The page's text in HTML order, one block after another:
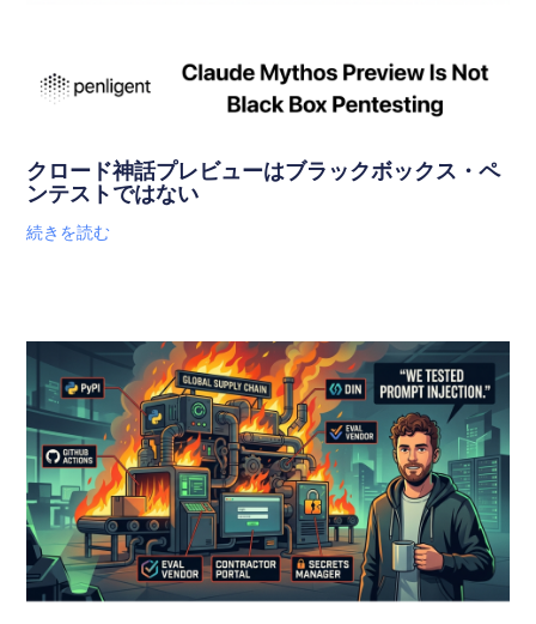
クロード神話プレビューはブラックボックス・ペ
ンテストではない
続きを読む